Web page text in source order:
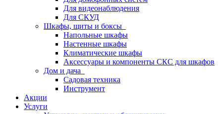
Для видеонаблюдения
Для СКУД
Шкафы, щиты и боксы
Напольные шкафы
Настенные шкафы
Климатические шкафы
Аксессуары и компоненты СКС для шкафов
Дом и дача
Садовая техника
Инструмент
Акции
Услуги